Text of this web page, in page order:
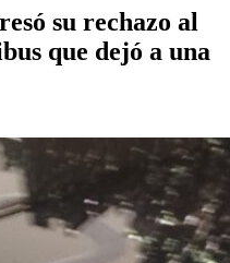
su rechazo al
que dejó a una